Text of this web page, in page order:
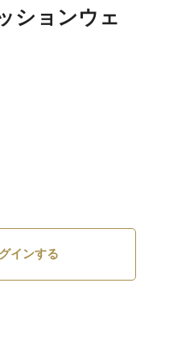
ションウェ
インする